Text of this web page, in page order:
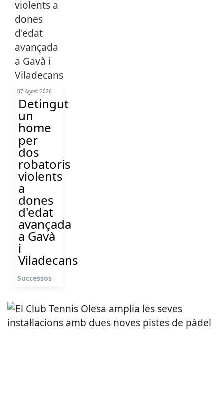
07 Agost 2026
Detingut
un
home
per
dos
robatoris
violents
a
dones
d'edat
avançada
a Gavà
i
Viladecans
Successos